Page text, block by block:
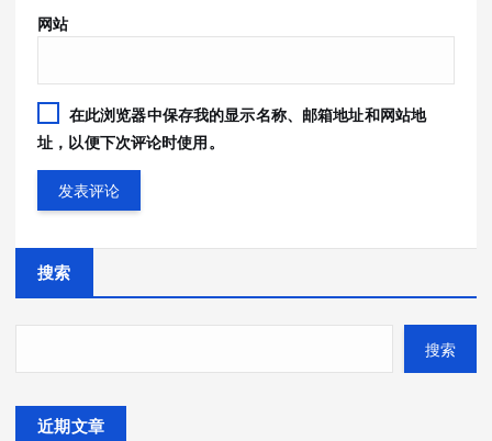
网站
在此浏览器中保存我的显示名称、邮箱地址和网站地
址，以便下次评论时使用。
搜索
搜索
近期文章